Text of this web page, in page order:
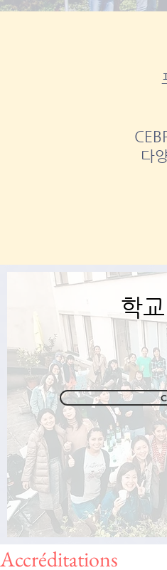
다
학
Accréditations